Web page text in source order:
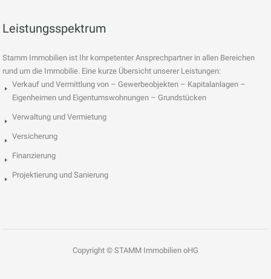
Leistungsspektrum
Stamm Immobilien ist Ihr kompetenter Ansprechpartner in allen Bereichen
rund um die Immobilie. Eine kurze Übersicht unserer Leistungen:
Verkauf und Vermittlung von – Gewerbeobjekten – Kapitalanlagen –
Eigenheimen und Eigentumswohnungen – Grundstücken
Verwaltung und Vermietung
Versicherung
Finanzierung
Projektierung und Sanierung
Copyright © STAMM Immobilien oHG